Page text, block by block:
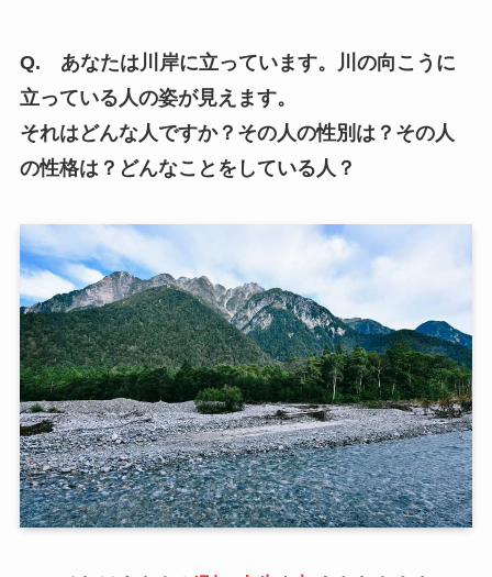
Q. あなたは川岸に立っています。川の向こうに
立っている人の姿が見えます。
それはどんな人ですか？その人の性別は？その人
の性格は？どんなことをしている人？